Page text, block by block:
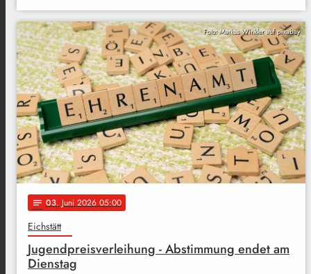
Foto: Markus Winkler auf pixabay
notes 03. Juni 2026 05:00
Eichstätt
Jugendpreisverleihung - Abstimmung endet am
Dienstag